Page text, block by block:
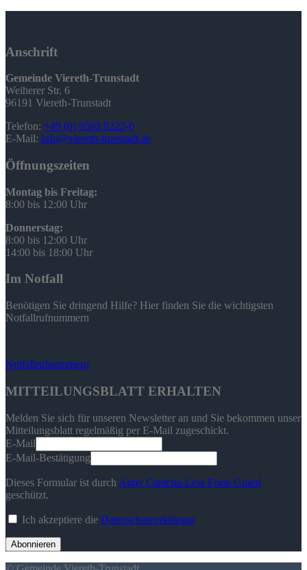
Anschrift
Gemeinde Viereth-Trunstadt
Weiherer Str. 6
96191 Viereth-Trunstadt
Telefon: +49 (0) 9503 9222-0
E-Mail: info@viereth-trunstadt.de
Öffnungszeiten
Montag bis Freitag:
8:00 bis 12:00 Uhr
Donnerstag:
8:00 bis 12:00 Uhr
14:00 bis 18:00 Uhr
Im Notfall
Benötigen Sie dringend Hilfe? Hier finden Sie die wichtigsten
Notfallrufnummern
Notfallrufnummern
MITTEILUNGSBLATT ERHALTEN
Melden Sie sich für unseren Newsletter an und Sie bekommen unser
Mitteilungsblatt regelmäßig per E-Mail zugeschickt.
E-Mail
E-Mail-Bestätigung
Dieses Formular ist durch Aimy Captcha-Less Form Guard
geschützt.
Ich akzeptiere die Datenschutzerklärung
Abonnieren